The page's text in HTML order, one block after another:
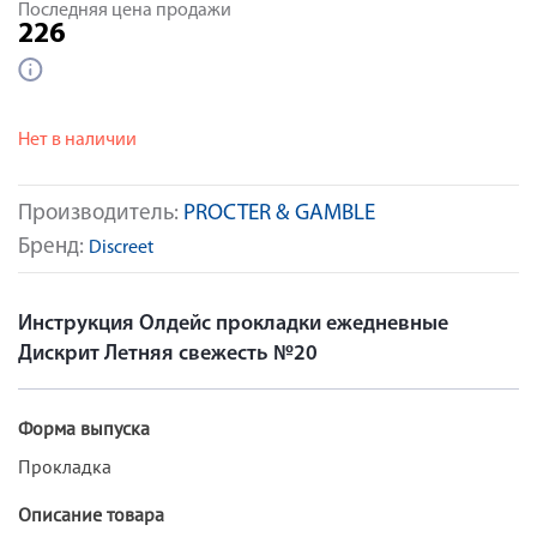
Производитель: PROCTER & GAMBLE
Бренд: Discreet
Последняя цена продажи
226
Нет в наличии
Инструкция Олдейс прокладки ежедневные
Дискрит Летняя свежесть №20
Форма выпуска
Прокладка
Описание товара